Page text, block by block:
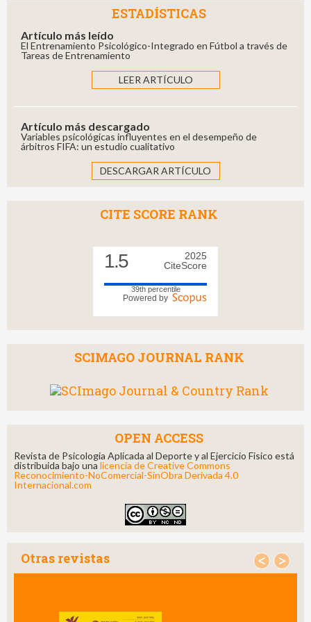
ESTADÍSTICAS
Artículo más leído
El Entrenamiento Psicológico-Integrado en Fútbol a través de
Tareas de Entrenamiento
LEER ARTÍCULO
Artículo más descargado
Variables psicológicas influyentes en el desempeño de
árbitros FIFA: un estudio cualitativo
DESCARGAR ARTÍCULO
CITE SCORE RANK
1.5
2025
CiteScore
39th percentile
Powered by
SCIMAGO JOURNAL RANK
OPEN ACCESS
Revista de Psicologia Aplicada al Deporte y al Ejercicio Fisico está
distribuida bajo una licencia de Creative Commons
Reconocimiento-NoComercial-SinObra Derivada 4.0
Internacional.com
Otras revistas < >